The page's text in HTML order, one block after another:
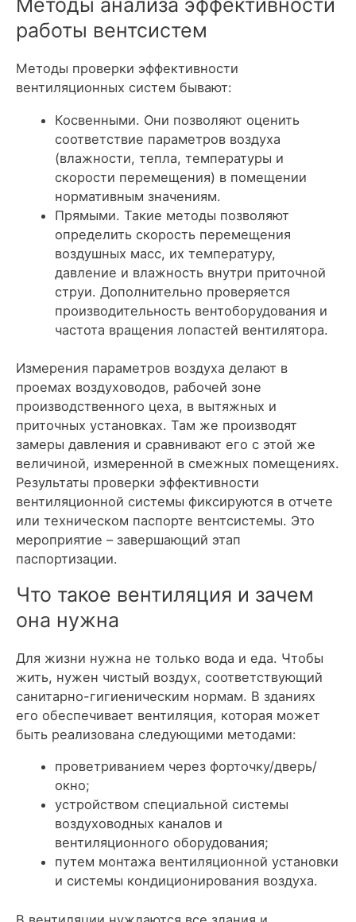
Методы анализа эффективности
работы вентсистем
Методы проверки эффективности
вентиляционных систем бывают:
Косвенными. Они позволяют оценить
соответствие параметров воздуха
(влажности, тепла, температуры и
скорости перемещения) в помещении
нормативным значениям.
Прямыми. Такие методы позволяют
определить скорость перемещения
воздушных масс, их температуру,
давление и влажность внутри приточной
струи. Дополнительно проверяется
производительность вентоборудования и
частота вращения лопастей вентилятора.
Измерения параметров воздуха делают в
проемах воздуховодов, рабочей зоне
производственного цеха, в вытяжных и
приточных установках. Там же производят
замеры давления и сравнивают его с этой же
величиной, измеренной в смежных помещениях.
Результаты проверки эффективности
вентиляционной системы фиксируются в отчете
или техническом паспорте вентсистемы. Это
мероприятие – завершающий этап
паспортизации.
Что такое вентиляция и зачем
она нужна
Для жизни нужна не только вода и еда. Чтобы
жить, нужен чистый воздух, соответствующий
санитарно-гигиеническим нормам. В зданиях
его обеспечивает вентиляция, которая может
быть реализована следующими методами:
проветриванием через форточку/дверь/
окно;
устройством специальной системы
воздуховодных каналов и
вентиляционного оборудования;
путем монтажа вентиляционной установки
и системы кондиционирования воздуха.